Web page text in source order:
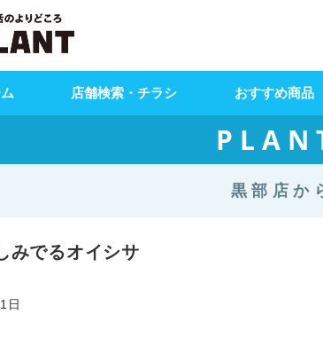
店舗検索・チラシ おすすめ商品
黒部店か
みでるオイシサ
日